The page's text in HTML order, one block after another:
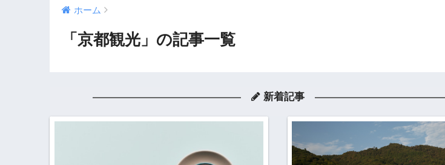
ホーム
「京都観光」の記事一覧
新着記事